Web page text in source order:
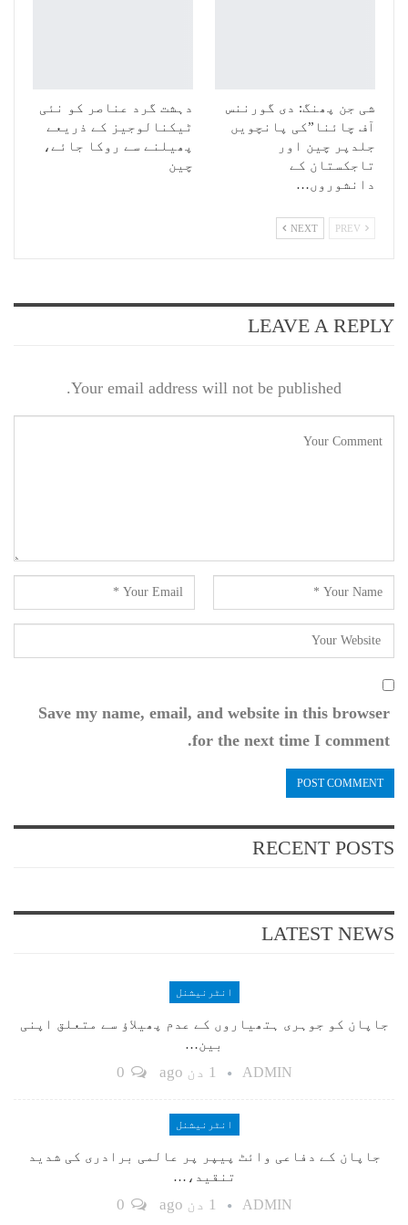
شی جن پھنگ: دی گورننس
آف چائنا”کی پانچویں
جلدپر چین اور
تاجکستان کے
دانشوروں…
دہشت گرد عناصر کو نئی
ٹیکنالوجیز کے ذریعے
پھیلنے سے روکا جائے،
چین
NEXT
LEAVE A REPLY
Your email address will not be published.
Save my name, email, and website in this browser
for the next time I comment.
RECENT POSTS
LATEST NEWS
انٹرنیشنل
جاپان کو جوہری ہتھیاروں کے عدم پھیلاؤ سے متعلق اپنی
بین…
ADMIN 1 دن ago
انٹرنیشنل
جاپان کے دفاعی وائٹ پیپر پر عالمی برادری کی شدید
تنقید،…
ADMIN 1 دن ago